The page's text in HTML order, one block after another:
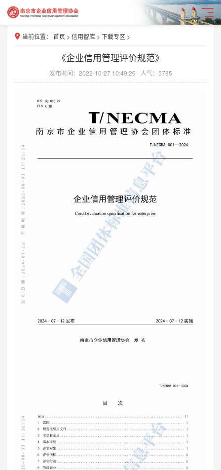
当前位置： 首页 > 信用智库 > 下载专区 >
《企业信用管理评价规范》
发布时间：2022-10-27 10:49:26 人气：5785